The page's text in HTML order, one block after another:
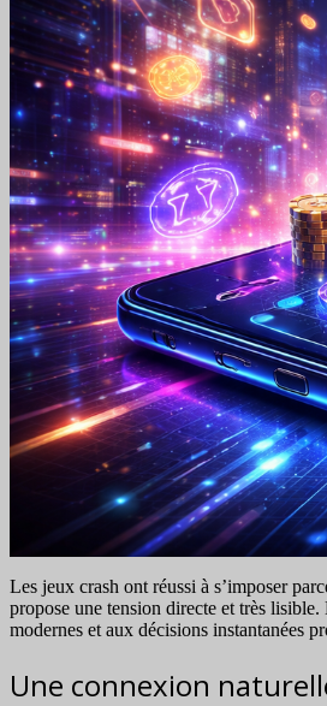
Les jeux crash ont réussi à s’imposer
propose une tension directe et très
modernes et aux décisions instantanées
Une connexion